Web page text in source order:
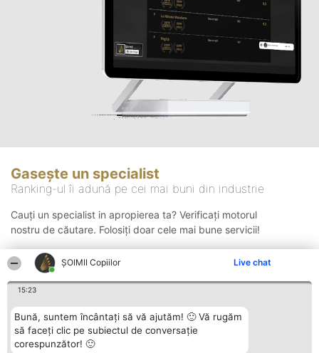
ȘOIMII Copiilor Live chat
15:23
Bună, suntem încântați să vă ajutăm! 🙂 Vă rugăm
să faceți clic pe subiectul de conversație
corespunzător! 🙂
Gasește un specialist
Ranking-ul îi adună pe cei mai buni din industrie
Cauți un specialist in apropierea ta? Verificați motorul
nostru de căutare. Folosiți doar cele mai bune servicii!